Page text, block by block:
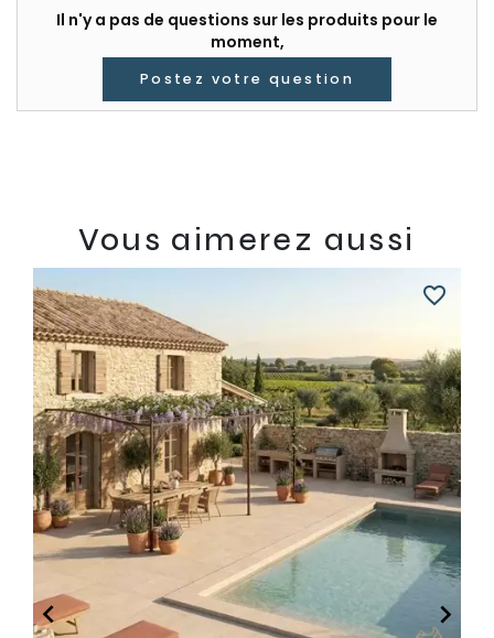
Il n'y a pas de questions sur les produits pour le
moment,
Postez votre question
Vous aimerez aussi

favorite_border
